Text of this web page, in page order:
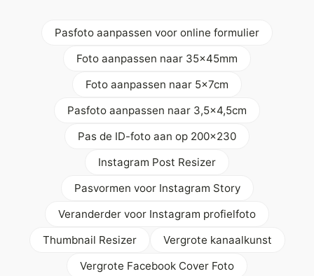
Pasfoto aanpassen voor online formulier
Foto aanpassen naar 35x45mm
Foto aanpassen naar 5x7cm
Pasfoto aanpassen naar 3,5x4,5cm
Pas de ID-foto aan op 200x230
Instagram Post Resizer
Pasvormen voor Instagram Story
Veranderder voor Instagram profielfoto
Thumbnail Resizer
Vergrote kanaalkunst
Vergrote Facebook Cover Foto